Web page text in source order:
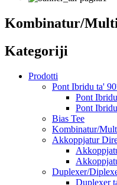
Kombinatur/
Kategoriji
Prodotti
Pont Ibridu ta'
Pont
Pont
Bias Tee
Kombinatur/
Akkoppjatur
Duplexer/
Duplexer